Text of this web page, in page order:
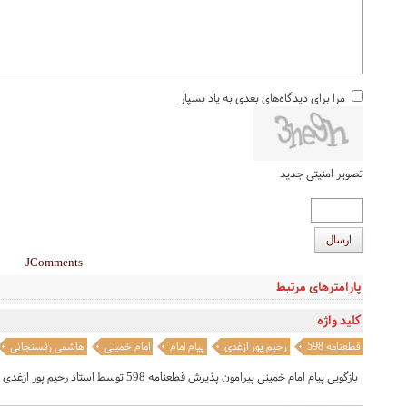
بازگویی پیام امام خمینی پیرامون پذیرش قطعنامه 598 توسط استاد رحیم پور ازغدی
کلید واژه
قطعنامه 598 رحیم پور ازغدی پیام امام امام خمینی هاشمی رفسنجانی
پارامترهای مرتبط
مرا برای دیدگاه‌های بعدی به یاد بسپار
تصویر امنیتی جدید
ارسال
JComments